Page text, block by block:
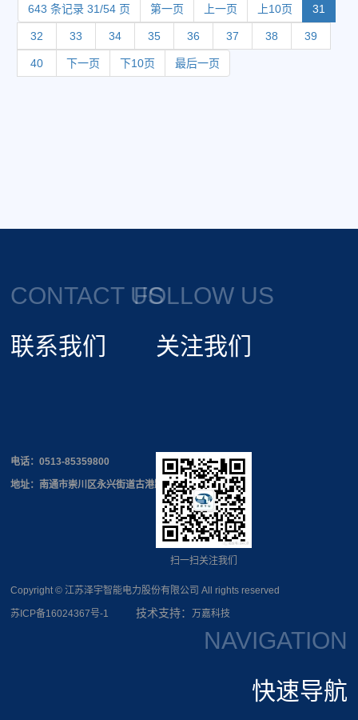
643 条记录 31/54 页 第一页 上一页 上10页 31
32 33 34 35 36 37 38 39
40 下一页 下10页 最后一页
CONTACT US
联系我们
电话：0513-85359800
地址：南通市崇川区永兴街道古港路168号
Copyright © 江苏泽宇智能电力股份有限公司 All rights reserved
苏ICP备16024367号-1 技术支持：万嘉科技
FOLLOW US
关注我们
扫一扫关注我们
NAVIGATION
快速导航